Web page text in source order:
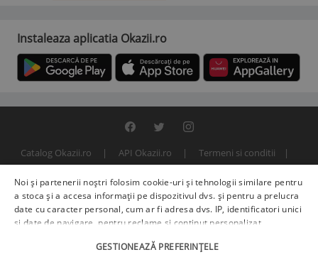
Instaleaza aplicatia Okazii.ro
Catalog Okazii.ro API Okazii.ro
Termeni si conditii
© 2000 - 2026 S.C. BITFACTOR S.R.L.
Noi și partenerii noștri folosim cookie-uri și tehnologii similare pentru
a stoca și a accesa informații pe dispozitivul dvs. și pentru a prelucra
date cu caracter personal, cum ar fi adresa dvs. IP, identificatori unici
și date de navigare, pentru reclame și conținut personalizat,
îmbunătățirea serviciilor.Furnizori terți (225)pot, de asemenea,
GESTIONEAZĂ PREFERINȚELE